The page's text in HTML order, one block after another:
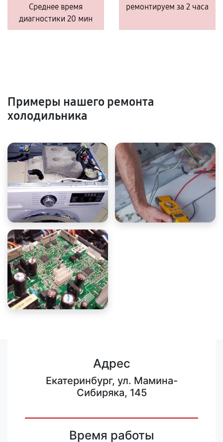
Среднее время
диагностики 20 мин
ремонтируем за 2 часа
Примеры нашего ремонта
холодильника
Адрес
Екатеринбург, ул. Мамина-
Сибиряка, 145
Время работы